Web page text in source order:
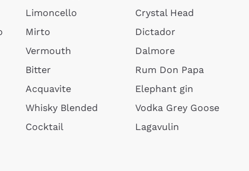
Limoncello
Mirto
Vermouth
Bitter
Acquavite
Whisky Blended
Cocktail
Crystal Head
Dictador
Dalmore
Rum Don Papa
Elephant gin
Vodka Grey Goose
Lagavulin